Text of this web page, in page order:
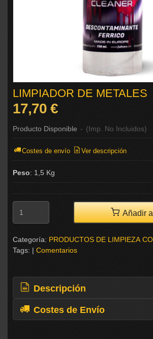
LIMPIADOR DE METALES
17,70 €
Producto Disponible - (Imp. No Incluidos)
Costes de envío Ver descripción
Peso: 1,5 Kg
Añadir
Categoría: PRODUCTOS DE LIMPIEZA
Tags: | Comentarios
Descripción
Costes de Envío